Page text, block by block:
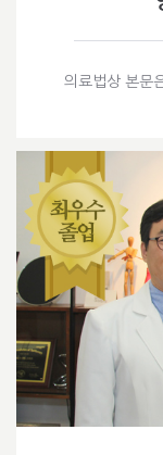
의료법상 본문